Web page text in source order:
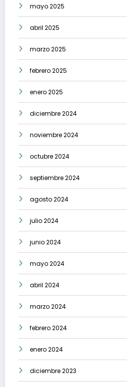
mayo 2025
abril 2025
marzo 2025
febrero 2025
enero 2025
diciembre 2024
noviembre 2024
octubre 2024
septiembre 2024
agosto 2024
julio 2024
junio 2024
mayo 2024
abril 2024
marzo 2024
febrero 2024
enero 2024
diciembre 2023